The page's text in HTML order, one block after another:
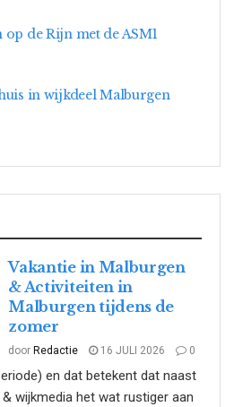
de Rijn met de ASM1
in wijkdeel Malburgen
Vakantie in Malburgen
& Activiteiten in
Malburgen tijdens de
zomer
door Redactie 16 JULI 2026 0
en dat betekent dat naast
wijkmedia het wat rustiger aan